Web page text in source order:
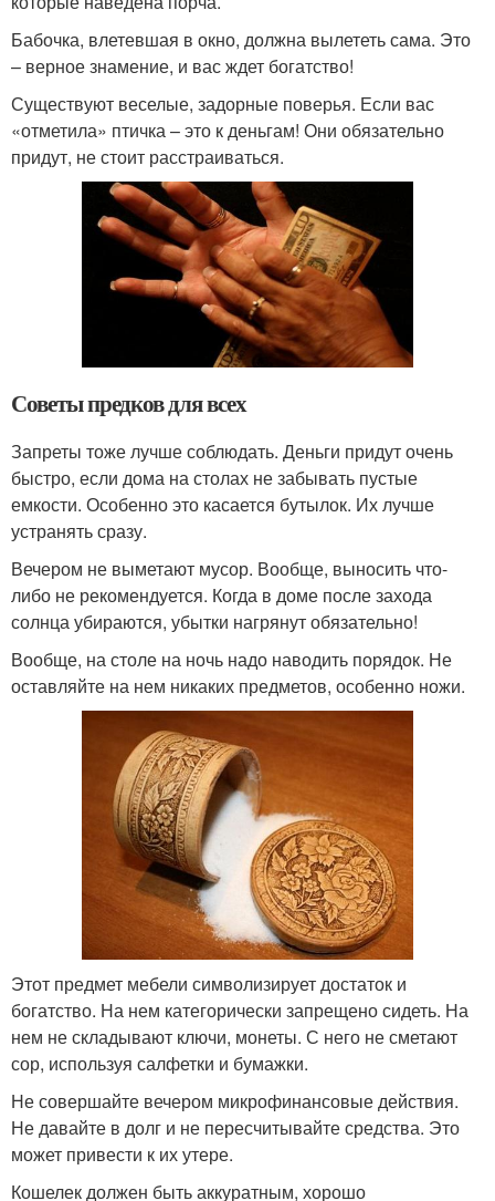
Бабочка, влетевшая в окно, должна вылететь сама. Это
– верное знамение, и вас ждет богатство!
Существуют веселые, задорные поверья. Если вас
«отметила» птичка – это к деньгам! Они обязательно
придут, не стоит расстраиваться.
Советы предков для всех
Запреты тоже лучше соблюдать. Деньги придут очень
быстро, если дома на столах не забывать пустые
емкости. Особенно это касается бутылок. Их лучше
устранять сразу.
Вечером не выметают мусор. Вообще, выносить что-
либо не рекомендуется. Когда в доме после захода
солнца убираются, убытки нагрянут обязательно!
Вообще, на столе на ночь надо наводить порядок. Не
оставляйте на нем никаких предметов, особенно ножи.
Этот предмет мебели символизирует достаток и
богатство. На нем категорически запрещено сидеть. На
нем не складывают ключи, монеты. С него не сметают
сор, используя салфетки и бумажки.
Не совершайте вечером микрофинансовые действия.
Не давайте в долг и не пересчитывайте средства. Это
может привести к их утере.
Кошелек должен быть аккуратным, хорошо